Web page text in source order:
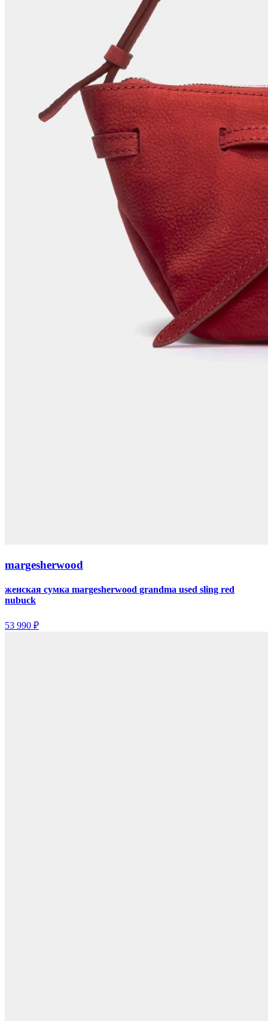
margesherwood
женская сумка margesherwood grandma used sling red
nubuck
53 990 ₽